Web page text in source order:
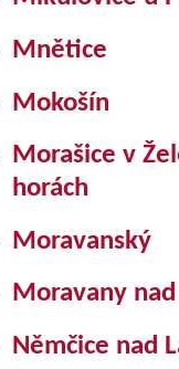
Mnětice
Mokošín
Morašice v
horách
Moravanský
Moravany
Němčice nad